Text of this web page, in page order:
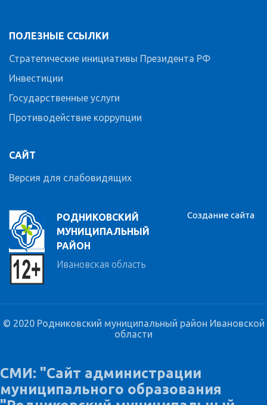
РОДНИКОВСКИЙ
МУНИЦИПАЛЬНЫЙ
РАЙОН
Ивановская область
ПОЛЕЗНЫЕ ССЫЛКИ
Стратегические инициативы Президента РФ
Инвестиции
Государственные услуги
Противодействие коррупции
САЙТ
Версия для слабовидящих
Создание сайта
© 2020 Родниковский муниципальный район Ивановской
области
СМИ: "Сайт администрации
муниципального образования